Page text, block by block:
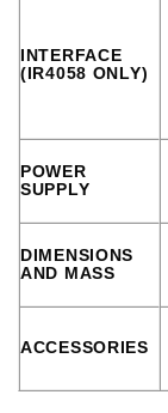
INTERFACE
(IR4058 ONLY)
POWER
SUPPLY
DIMENSIONS
AND MASS
ACCESSORIES